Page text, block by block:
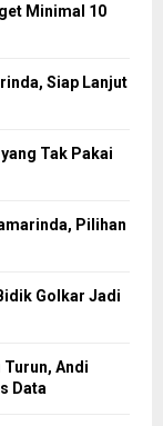
Minimal 10
Siap Lanjut
Tak Pakai
Pilihan
Golkar Jadi
Turun, Andi
Data